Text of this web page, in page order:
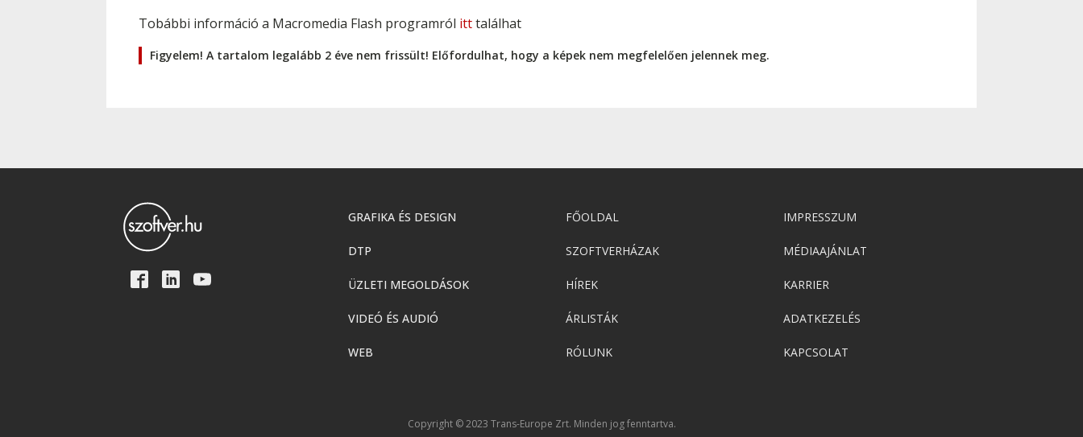
Tobábbi információ a Macromedia Flash programról itttalálhat
Figyelem! A tartalom legalább 2 éve nem frissült! Előfordulhat, hogy a képek nem megfelelően jelennek meg.
GRAFIKA ÉS DESIGN
DTP
ÜZLETI MEGOLDÁSOK
VIDEÓ ÉS AUDIÓ
WEB
FŐOLDAL
SZOFTVERHÁZAK
HÍREK
ÁRLISTÁK
RÓLUNK
IMPRESSZUM
MÉDIAAJÁNLAT
KARRIER
ADATKEZELÉS
KAPCSOLAT
Copyright © 2023 Trans-Europe Zrt. Minden jog fenntartva.